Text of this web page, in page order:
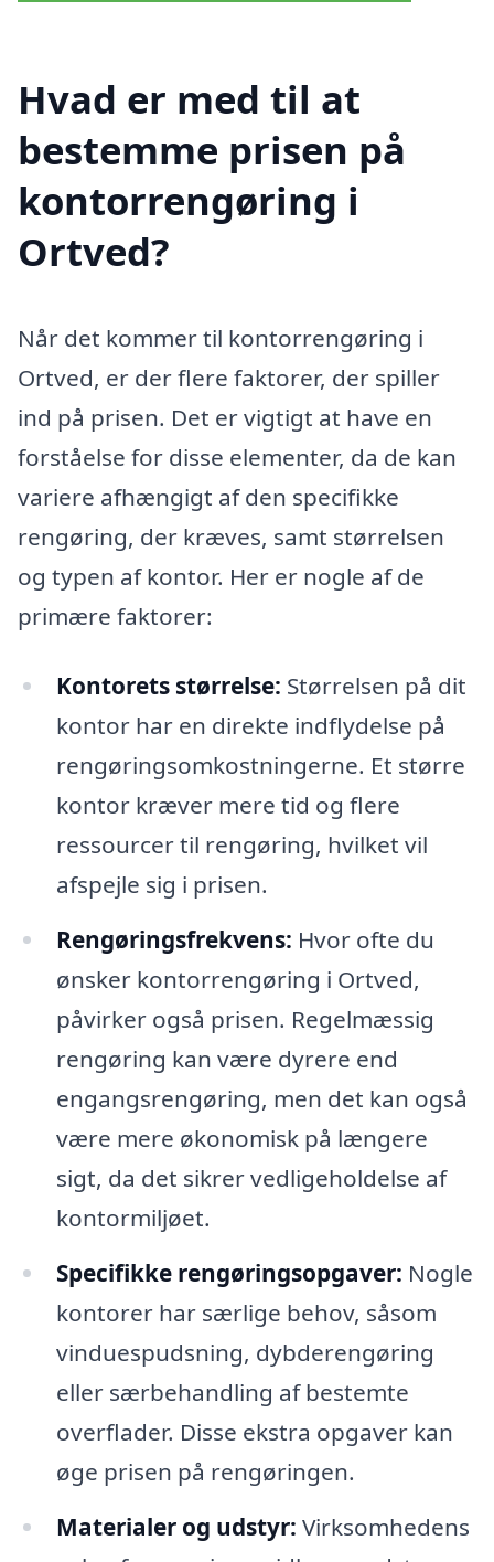
Hvad er med til at
bestemme prisen på
kontorrengøring i
Ortved?
Når det kommer til kontorrengøring i
Ortved, er der flere faktorer, der spiller
ind på prisen. Det er vigtigt at have en
forståelse for disse elementer, da de kan
variere afhængigt af den specifikke
rengøring, der kræves, samt størrelsen
og typen af kontor. Her er nogle af de
primære faktorer:
Kontorets størrelse: Størrelsen på dit
kontor har en direkte indflydelse på
rengøringsomkostningerne. Et større
kontor kræver mere tid og flere
ressourcer til rengøring, hvilket vil
afspejle sig i prisen.
Rengøringsfrekvens: Hvor ofte du
ønsker kontorrengøring i Ortved,
påvirker også prisen. Regelmæssig
rengøring kan være dyrere end
engangsrengøring, men det kan også
være mere økonomisk på længere
sigt, da det sikrer vedligeholdelse af
kontormiljøet.
Specifikke rengøringsopgaver: Nogle
kontorer har særlige behov, såsom
vinduespudsning, dybderengøring
eller særbehandling af bestemte
overflader. Disse ekstra opgaver kan
øge prisen på rengøringen.
Materialer og udstyr: Virksomhedens